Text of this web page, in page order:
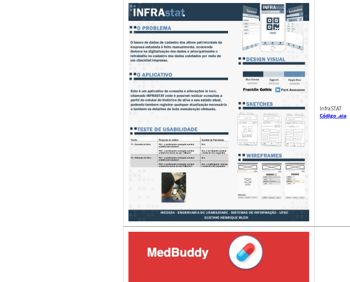
InfraSTAT
Código .aia